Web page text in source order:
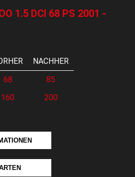
1.5 DCI 68 PS 2001 -
NACHHER
68
85
160 200